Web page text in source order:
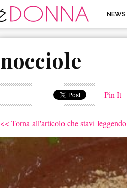
NEWS
nocciole
Pin It
<< Torna all'articolo che stavi leggendo